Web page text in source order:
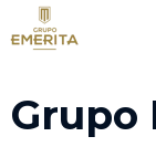
Grupo